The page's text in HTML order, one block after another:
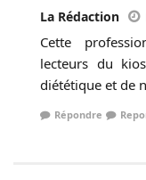
La Rédaction
Cette
lecteurs du
diététique et de
Répondre